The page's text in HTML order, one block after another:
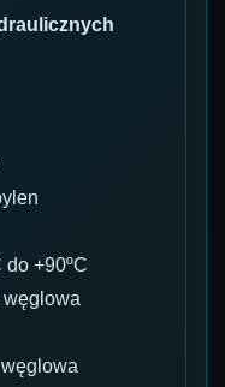
do +90ºC
węglowa